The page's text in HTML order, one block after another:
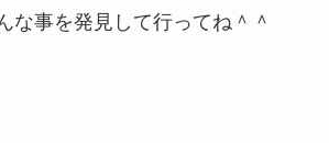
な事を発見して行ってね＾＾